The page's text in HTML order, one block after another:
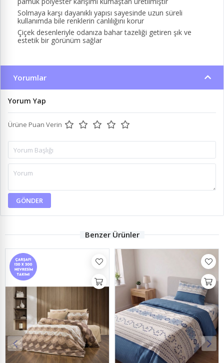
Solmaya karşı dayanıklı yapısı sayesinde uzun süreli
kullanımda bile renklerin canlılığını korur
Çiçek desenleriyle odanıza bahar tazeliği getiren şık ve
estetik bir görünüm sağlar
Yorumlar
Yorum Yap
Ürüne Puan Verin
GÖNDER
Benzer Ürünler